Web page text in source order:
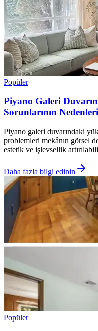
Popüler
Piyano Galeri
Sorunlarının
Piyano galeri duvarındaki
problemleri mekânın görsel
estetik ve işlevsellik
Daha fazla bilgi edinin
Popüler